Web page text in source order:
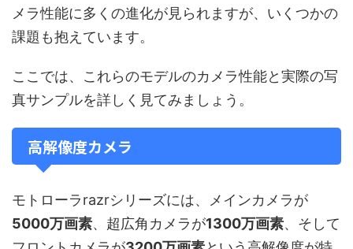
メラ性能に多くの進化が見られますが、いくつかの
課題も抱えています。
ここでは、これらのモデルのカメラ性能と実際の写
真サンプルを詳しく見てみましょう。
高解像度カメラ
モトローラrazrシリーズには、メインカメラが
5000万画素、超広角カメラが1300万画素、そして